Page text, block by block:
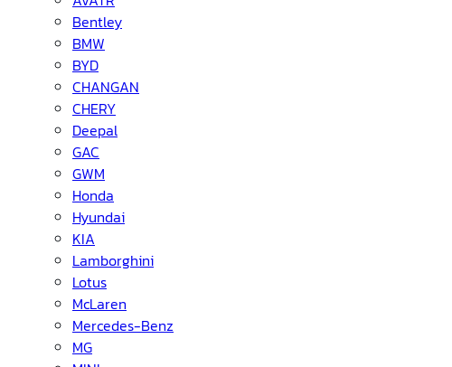
Bentley
BMW
BYD
CHANGAN
CHERY
Deepal
GAC
GWM
Honda
Hyundai
KIA
Lamborghini
Lotus
McLaren
Mercedes-Benz
MG